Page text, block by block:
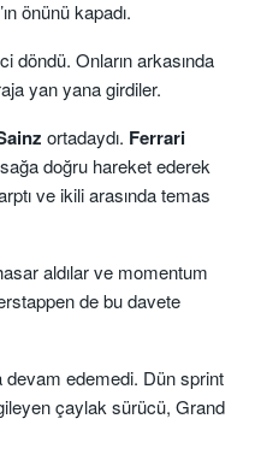
önünü kapadı.
döndü. Onların arkasında
yan yana girdiler.
ortadaydı. Ferrari
doğru hareket ederek
ve ikili arasında temas
aldılar ve momentum
de bu davete
devam edemedi. Dün sprint
çaylak sürücü, Grand